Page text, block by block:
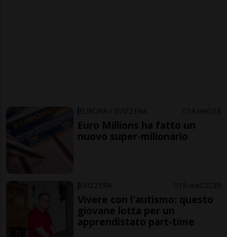
EUROPA / SVIZZERA 14 ore 18
Euro Millions ha fatto un
nuovo super-milionario
SVIZZERA 15 ore 2 39
Vivere con l'autismo: questo
giovane lotta per un
apprendistato part-time